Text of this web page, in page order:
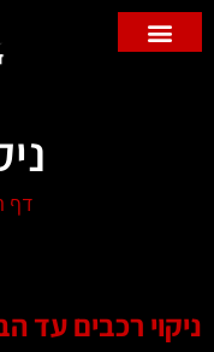
דף הבית
רכבים עד הבית